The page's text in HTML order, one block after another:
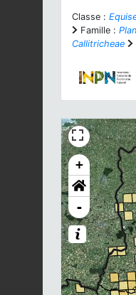
Classe :
Famille :
Callitricheae
+
-